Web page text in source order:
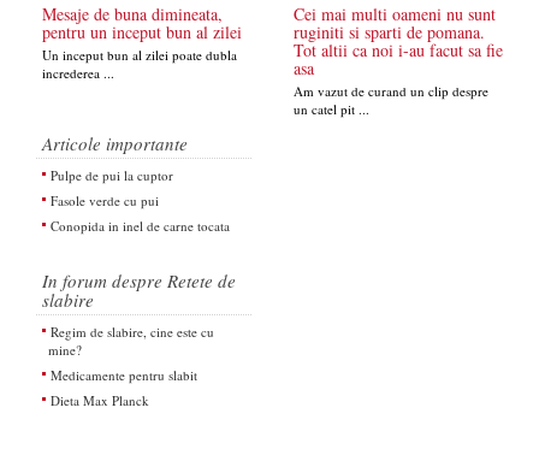
Mesaje de buna dimineata,
pentru un inceput bun al zilei
Un inceput bun al zilei poate dubla
increderea ...
Cei mai multi oameni nu sunt
ruginiti si sparti de pomana.
Tot altii ca noi i-au facut sa fie
asa
Am vazut de curand un clip despre
un catel pit ...
Articole importante
Pulpe de pui la cuptor
Fasole verde cu pui
Conopida in inel de carne tocata
In forum despre Retete de
slabire
Regim de slabire, cine este cu
mine?
Medicamente pentru slabit
Dieta Max Planck